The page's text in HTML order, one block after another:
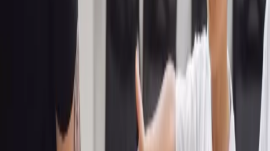
Sehr professionelle Schule mit tollen und motivierten
WT und Krav Maga ist für jeden Geschmack etwas
Besonders hervorzuheben ist die motivierende und
Atmosphäre beim Training. Ich trainiere seit 2 Jahren
immer noch begeistert.
Frank Ostmann
Google-Rezension